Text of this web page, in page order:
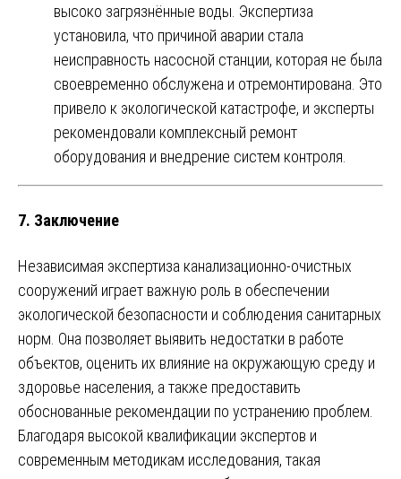
высоко загрязнённые воды. Экспертиза
установила, что причиной аварии стала
неисправность насосной станции, которая не была
своевременно обслужена и отремонтирована. Это
привело к экологической катастрофе, и эксперты
рекомендовали комплексный ремонт
оборудования и внедрение систем контроля.
7. Заключение
Независимая экспертиза канализационно-очистных
сооружений играет важную роль в обеспечении
экологической безопасности и соблюдения санитарных
норм. Она позволяет выявить недостатки в работе
объектов, оценить их влияние на окружающую среду и
здоровье населения, а также предоставить
обоснованные рекомендации по устранению проблем.
Благодаря высокой квалификации экспертов и
современным методикам исследования, такая